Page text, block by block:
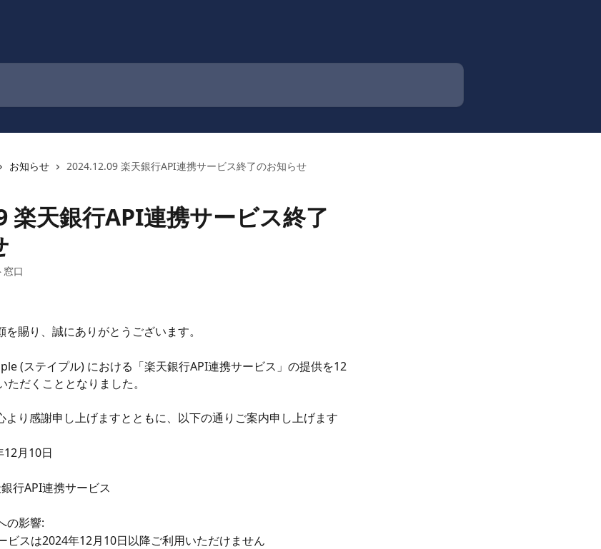
お知らせ 2024.12.09 楽天銀行API連携サービス終了のお知らせ
楽天銀行API連携サービス終了
窓口
賜り、誠にありがとうございます。
(ステイプル) における「楽天銀行API連携サービス」の提供を12
ただくこととなりました。
より感謝申し上げますとともに、以下の通りご案内申し上げます
12月10日
行API連携サービス
の影響:
ビスは2024年12月10日以降ご利用いただけません